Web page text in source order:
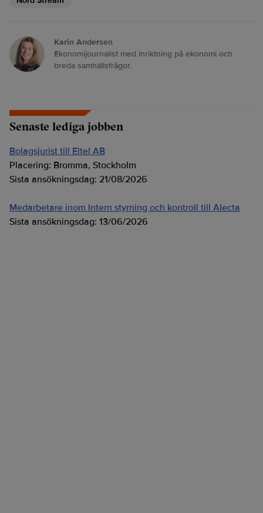
Karin Andersen
Ekonomijournalist med inriktning på ekonomi och
breda samhällsfrågor.
Senaste lediga jobben
Bolagsjurist till Eltel AB
Placering: Bromma, Stockholm
Sista ansökningsdag: 21/08/2026
Medarbetare inom Intern styrning och kontroll till Alecta
Sista ansökningsdag: 13/06/2026